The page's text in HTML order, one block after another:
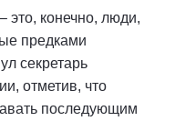
это, конечно, люди,
предками
секретарь
отметив, что
последующим